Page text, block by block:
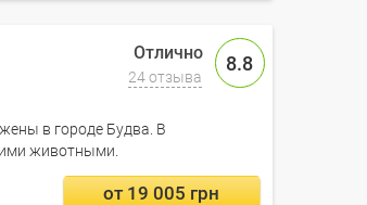
8.8
24 отзыва
в городе Будва. В
животными.
от 19 005 грн